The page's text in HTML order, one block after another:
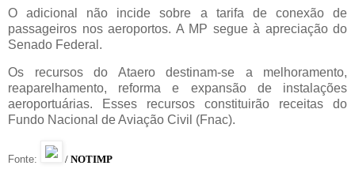
O adicional não incide sobre a tarifa de conexão de
passageiros nos aeroportos. A MP segue à apreciação do
Senado Federal.
Os recursos do Ataero destinam-se a melhoramento,
reaparelhamento, reforma e expansão de instalações
aeroportuárias. Esses recursos constituirão receitas do
Fundo Nacional de Aviação Civil (Fnac).
Fonte: / NOTIMP